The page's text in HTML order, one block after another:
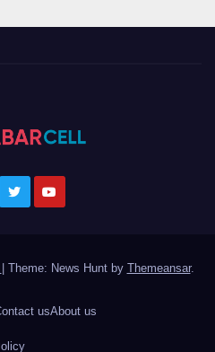
| Theme: News Hunt by Themeansar.
usAbout us